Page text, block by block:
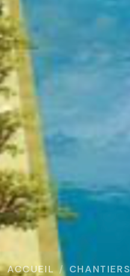
ACCUEIL CHANTIERS